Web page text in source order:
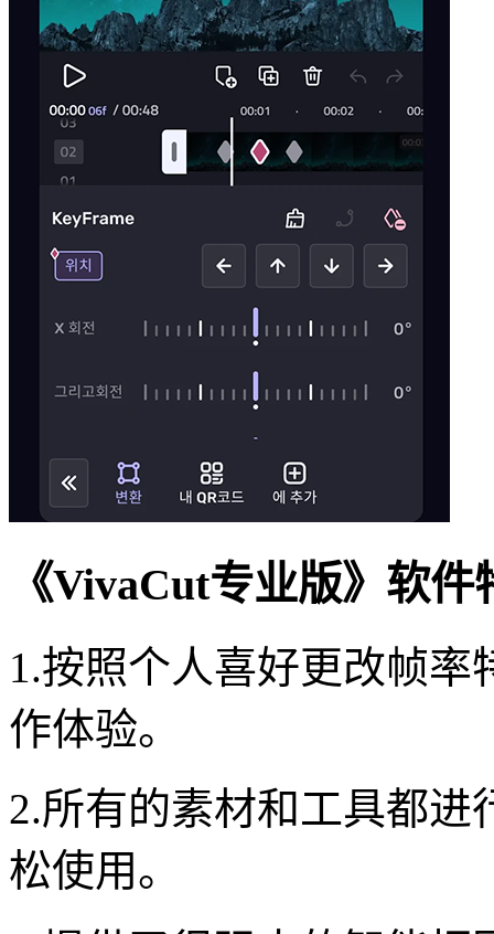
《VivaCut专业版》软件
1.按照个人喜好更改帧
作体验。
2.所有的素材和工具都
松使用。